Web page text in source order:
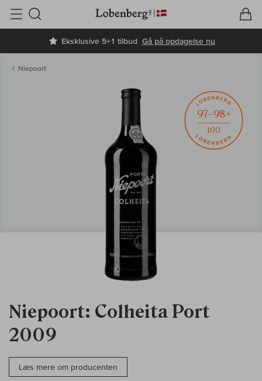
Eksklusive 5+1 tilbud Gå på opdagelse nu
Søg
Niepoort
Niepoort: Colheita Port
2009
Læs mere om producenten
97–98+
100